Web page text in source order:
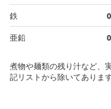
鉄
亜鉛
煮物や麺類の残り汁など、
記リストから除いてあります